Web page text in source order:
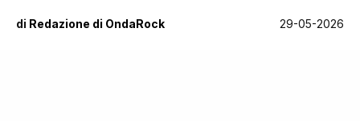
di Redazione di OndaRock 29-05-2026